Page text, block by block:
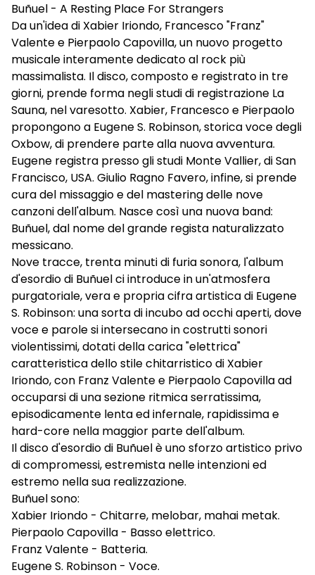
Buñuel - A Resting Place For Strangers
Da un'idea di Xabier Iriondo, Francesco "Franz"
Valente e Pierpaolo Capovilla, un nuovo progetto
musicale interamente dedicato al rock più
massimalista. Il disco, composto e registrato in tre
giorni, prende forma negli studi di registrazione La
Sauna, nel varesotto. Xabier, Francesco e Pierpaolo
propongono a Eugene S. Robinson, storica voce degli
Oxbow, di prendere parte alla nuova avventura.
Eugene registra presso gli studi Monte Vallier, di San
Francisco, USA. Giulio Ragno Favero, infine, si prende
cura del missaggio e del mastering delle nove
canzoni dell'album. Nasce così una nuova band:
Buñuel, dal nome del grande regista naturalizzato
messicano.
Nove tracce, trenta minuti di furia sonora, l'album
d'esordio di Buñuel ci introduce in un'atmosfera
purgatoriale, vera e propria cifra artistica di Eugene
S. Robinson: una sorta di incubo ad occhi aperti, dove
voce e parole si intersecano in costrutti sonori
violentissimi, dotati della carica "elettrica"
caratteristica dello stile chitarristico di Xabier
Iriondo, con Franz Valente e Pierpaolo Capovilla ad
occuparsi di una sezione ritmica serratissima,
episodicamente lenta ed infernale, rapidissima e
hard-core nella maggior parte dell'album.
Il disco d'esordio di Buñuel è uno sforzo artistico privo
di compromessi, estremista nelle intenzioni ed
estremo nella sua realizzazione.
Buñuel sono:
Xabier Iriondo - Chitarre, melobar, mahai metak.
Pierpaolo Capovilla - Basso elettrico.
Franz Valente - Batteria.
Eugene S. Robinson - Voce.